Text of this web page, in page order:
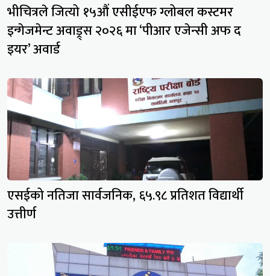
भीचित्रले जित्यो १५औं एसीईएफ ग्लोबल कस्टमर
इन्गेजमेन्ट अवाड्र्स २०२६ मा ‘पीआर एजेन्सी अफ द
इयर’ अवार्ड
एसईको नतिजा सार्वजनिक, ६५.९८ प्रतिशत विद्यार्थी
उत्तीर्ण